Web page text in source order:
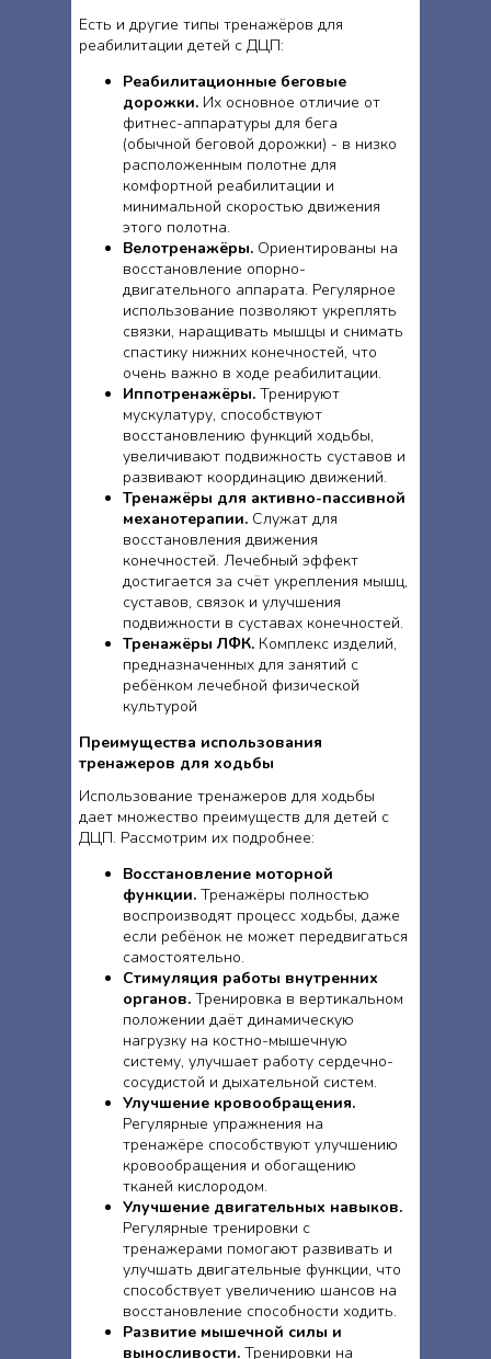
Есть и другие типы тренажёров для
реабилитации детей с ДЦП:
Реабилитационные беговые
дорожки. Их основное отличие от
фитнес-аппаратуры для бега
(обычной беговой дорожки) - в низко
расположенным полотне для
комфортной реабилитации и
минимальной скоростью движения
этого полотна.
Велотренажёры. Ориентированы на
восстановление опорно-
двигательного аппарата. Регулярное
использование позволяют укреплять
связки, наращивать мышцы и снимать
спастику нижних конечностей, что
очень важно в ходе реабилитации.
Иппотренажёры. Тренируют
мускулатуру, способствуют
восстановлению функций ходьбы,
увеличивают подвижность суставов и
развивают координацию движений.
Тренажёры для активно-пассивной
механотерапии. Служат для
восстановления движения
конечностей. Лечебный эффект
достигается за счёт укрепления мышц,
суставов, связок и улучшения
подвижности в суставах конечностей.
Тренажёры ЛФК. Комплекс изделий,
предназначенных для занятий с
ребёнком лечебной физической
культурой
Преимущества использования
тренажеров для ходьбы
Использование тренажеров для ходьбы
дает множество преимуществ для детей с
ДЦП. Рассмотрим их подробнее:
Восстановление моторной
функции. Тренажёры полностью
воспроизводят процесс ходьбы, даже
если ребёнок не может передвигаться
самостоятельно.
Стимуляция работы внутренних
органов. Тренировка в вертикальном
положении даёт динамическую
нагрузку на костно-мышечную
систему, улучшает работу сердечно-
сосудистой и дыхательной систем.
Улучшение кровообращения.
Регулярные упражнения на
тренажёре способствуют улучшению
кровообращения и обогащению
тканей кислородом.
Улучшение двигательных навыков.
Регулярные тренировки с
тренажерами помогают развивать и
улучшать двигательные функции, что
способствует увеличению шансов на
восстановление способности ходить.
Развитие мышечной силы и
выносливости. Тренировки на